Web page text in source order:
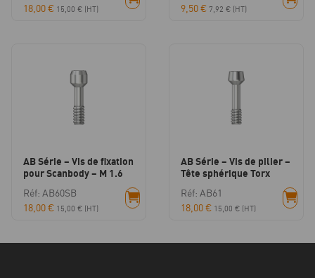
18,00€ 15,00 € (HT)
9,50€ 7,92 € (HT)
AB Série – Vis de fixation
pour Scanbody – M 1.6
Réf: AB60SB
18,00€ 15,00 € (HT)
AB Série – Vis de pilier –
Tête sphérique Torx
Réf: AB61
18,00€ 15,00 € (HT)